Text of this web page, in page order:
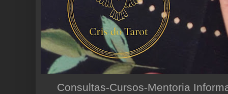
Consultas-Cursos-Mentoria